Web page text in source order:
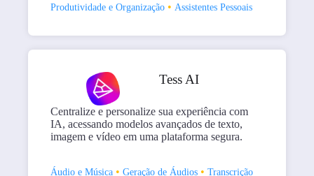
Produtividade e Organização • Assistentes Pessoais
Tess AI
Centralize e personalize sua experiência com
IA, acessando modelos avançados de texto,
imagem e vídeo em uma plataforma segura.
Áudio e Música • Geração de Áudios • Transcrição